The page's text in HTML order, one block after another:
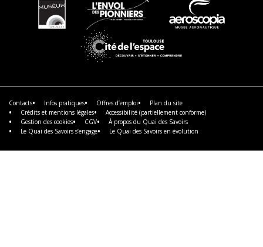
En
savoir
plus
Contacts Infos pratiques Offres d’emploi
Plan du site
Crédits et mentions légales
Accessibilité (partiellement conforme)
Gestion des cookies
CGV
À propos du Quai des Savoirs
Le Quai des Savoirs s’engage
Le Quai des Savoirs en évolution